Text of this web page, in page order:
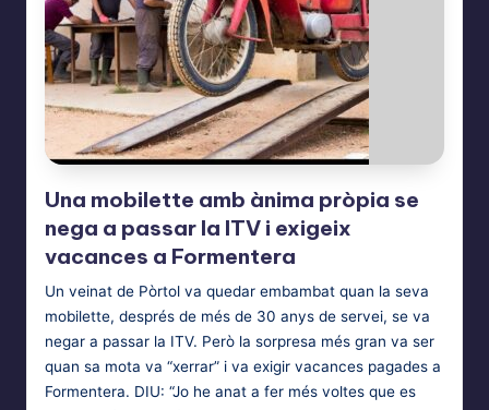
Una mobilette amb ànima pròpia se
nega a passar la ITV i exigeix
vacances a Formentera
Un veinat de Pòrtol va quedar embambat quan la seva
mobilette, després de més de 30 anys de servei, se va
negar a passar la ITV. Però la sorpresa més gran va ser
quan sa mota va “xerrar” i va exigir vacances pagades a
Formentera. DIU: “Jo he anat a fer més voltes que es